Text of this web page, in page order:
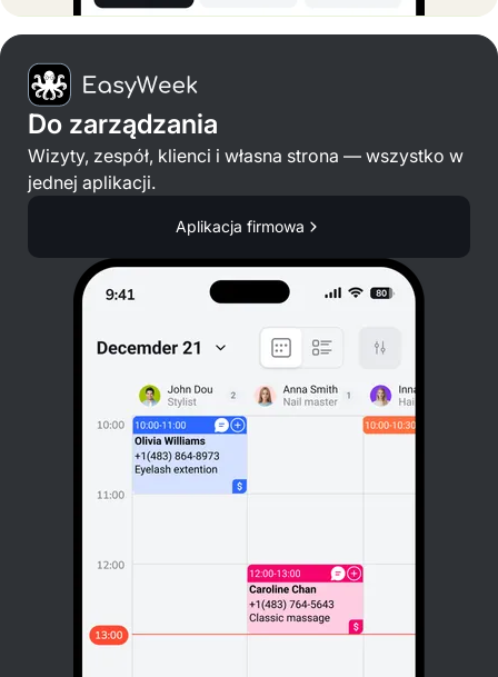
Do zarządzania
Wizyty, zespół, klienci i własna strona — wszystko w
jednej aplikacji.
Aplikacja firmowa